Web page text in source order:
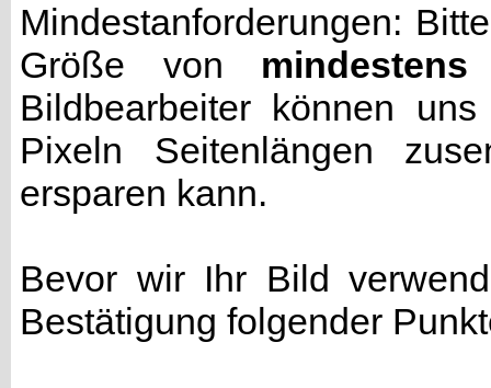
Mindestanforderungen:
Größe von
Bildbearbeiter können
Pixeln Seitenlängen
ersparen kann.
Bevor wir Ihr Bild
Bestätigung folgender